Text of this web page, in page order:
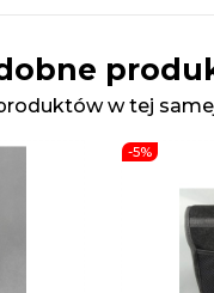
w tej
-5%